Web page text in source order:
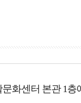
화센터 본관 1층